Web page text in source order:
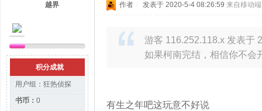
越界
积分成就
用户组： 狂热侦探
书币： 0
作者 发表于 2020-5-4 08:26:59 来自移动端
游客 116.252.118.x 发表于
如果柯南完结，相信你不会
有生之年吧这玩意不好说